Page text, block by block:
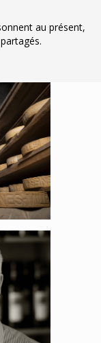
au présent,